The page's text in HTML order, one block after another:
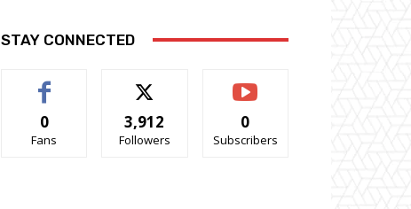
STAY CONNECTED
0
Fans
3,912
Followers
0
Subscribers